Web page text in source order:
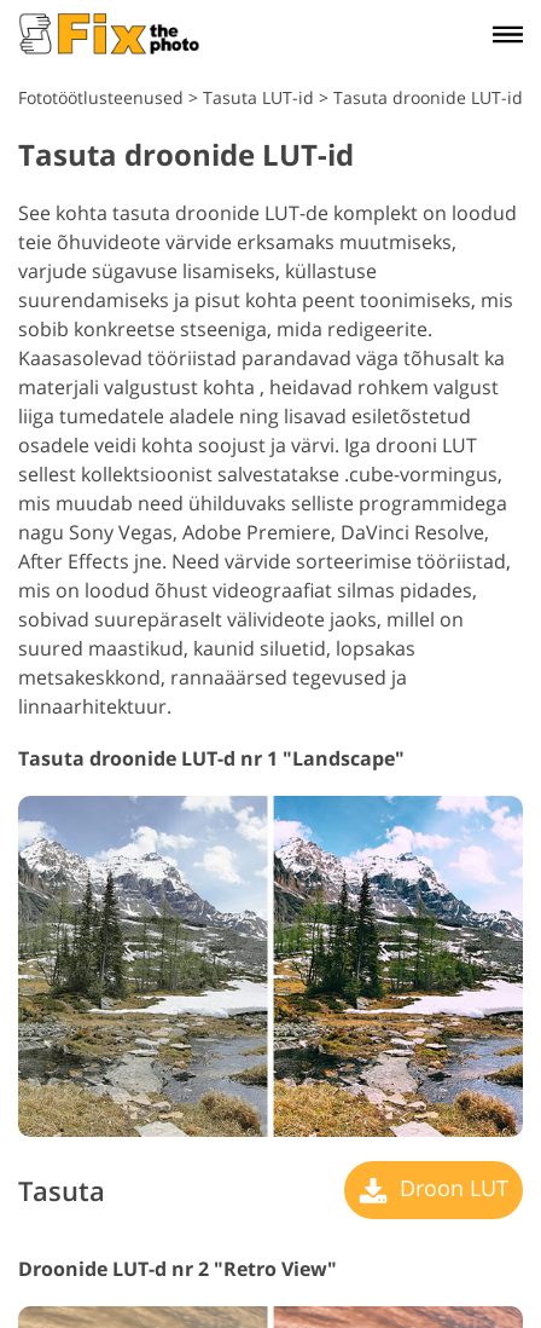
Fototöötlusteenused > Tasuta LUT-id > Tasuta droonide LUT-id
Tasuta droonide LUT-id
See kohta tasuta droonide LUT-de komplekt on loodud
teie õhuvideote värvide erksamaks muutmiseks,
varjude sügavuse lisamiseks, küllastuse
suurendamiseks ja pisut kohta peent toonimiseks, mis
sobib konkreetse stseeniga, mida redigeerite.
Kaasasolevad tööriistad parandavad väga tõhusalt ka
materjali valgustust kohta , heidavad rohkem valgust
liiga tumedatele aladele ning lisavad esiletõstetud
osadele veidi kohta soojust ja värvi. Iga drooni LUT
sellest kollektsioonist salvestatakse .cube-vormingus,
mis muudab need ühilduvaks selliste programmidega
nagu Sony Vegas, Adobe Premiere, DaVinci Resolve,
After Effects jne. Need värvide sorteerimise tööriistad,
mis on loodud õhust videograafiat silmas pidades,
sobivad suurepäraselt välivideote jaoks, millel on
suured maastikud, kaunid siluetid, lopsakas
metsakeskkond, rannaäärsed tegevused ja
linnaarhitektuur.
Tasuta droonide LUT-d nr 1 "Landscape"
Tasuta Droon LUT
Droonide LUT-d nr 2 "Retro View"